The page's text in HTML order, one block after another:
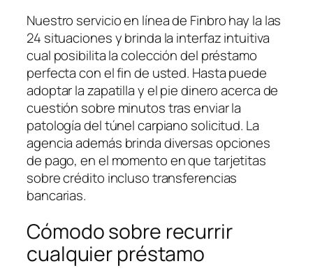
Nuestro servicio en línea de Finbro hay la las
24 situaciones y brinda la interfaz intuitiva
cual posibilita la colección del préstamo
perfecta con el fin de usted. Hasta puede
adoptar la zapatilla y el pie dinero acerca de
cuestión sobre minutos tras enviar la
patologí­a del túnel carpiano solicitud. La
agencia además brinda diversas opciones
de pago, en el momento en que tarjetitas
sobre crédito incluso transferencias
bancarias.
Cómodo sobre recurrir
cualquier préstamo